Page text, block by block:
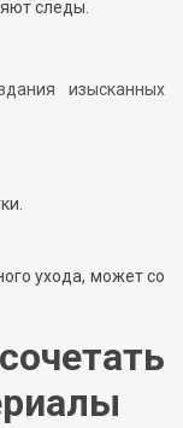
следы.
изысканных
ухода, может со